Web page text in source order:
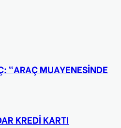
“ARAÇ MUAYENESİNDE
KREDİ KARTI